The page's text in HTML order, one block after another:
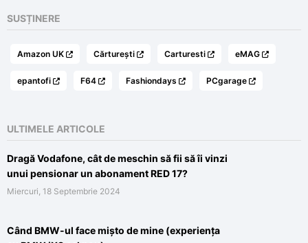
SUSȚINERE
Amazon UK Cărturești Carturesti eMAG
epantofi F64 Fashiondays PCgarage
ULTIMELE ARTICOLE
Dragă Vodafone, cât de meschin să fii să îi vinzi
unui pensionar un abonament RED 17?
Miercuri, 18 Septembrie 2024
Când BMW-ul face mișto de mine (experiența